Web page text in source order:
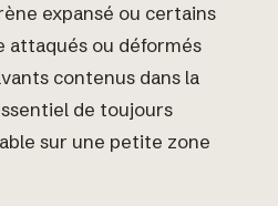
expansé ou certains
attaqués ou déformés
contenus dans la
de toujours
sur une petite zone